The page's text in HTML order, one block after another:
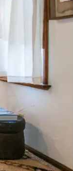
et en faisant glisser.